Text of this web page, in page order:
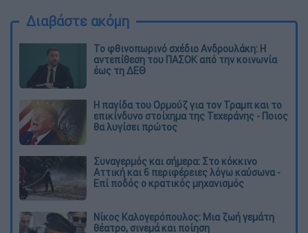
Διαβάστε ακόμη
Το φθινοπωρινό σχέδιο Ανδρουλάκη: Η
αντεπίθεση του ΠΑΣΟΚ από την κοινωνία
έως τη ΔΕΘ
Η παγίδα του Ορμούζ για τον Τραμπ και το
επικίνδυνο στοίχημα της Τεχεράνης - Ποιος
θα λυγίσει πρώτος
Συναγερμός και σήμερα: Στο κόκκινο
Αττική και 6 περιφέρειες λόγω καύσωνα -
Επί ποδός ο κρατικός μηχανισμός
Νίκος Καλογερόπουλος: Μια ζωή γεμάτη
θέατρο, σινεμά και ποίηση